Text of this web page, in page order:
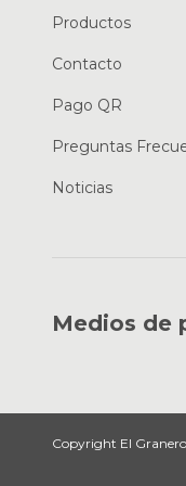
Productos
Contacto
Pago QR
Preguntas
Noticias
Medios de
Copyright El Granero